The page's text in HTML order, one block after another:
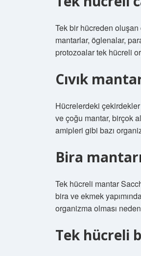
Tek bir hücreden
mantarlar, öglenalar,
protozoalar tek hücreli
Cıvık
Hücrelerdeki
ve çoğu mantar, birçok
amipleri gibi bazı
Bira
Tek hücreli mantar
bira ve ekmek
organizma olması
Tek hücreli